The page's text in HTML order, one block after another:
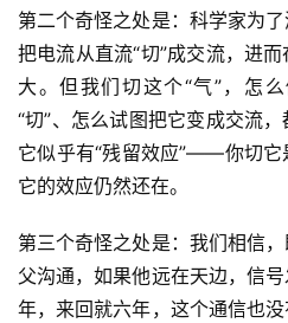
第二个奇怪之处是：科学家为
把电流从直流“切”成交流，进
大。但我们切这个“气”，怎
“切”、怎么试图把它变成交流
它似乎有“残留效应”——你切它
它的效应仍然还在。
第三个奇怪之处是：我们相信
父沟通，如果他远在天边，信
年，来回就六年，这个通信也